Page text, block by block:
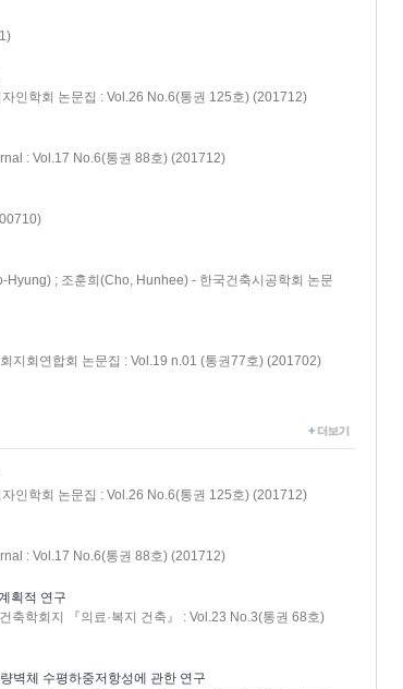
인학회 논문집 : Vol.26 No.6(통권 125호) (201712)
: Vol.17 No.6(통권 88호) (201712)
; 조훈희(Cho, Hunhee) - 한국건축시공학회 논문
지회연합회 논문집 : Vol.19 n.01 (통권77호) (201702)
인학회 논문집 : Vol.26 No.6(통권 125호) (201712)
: Vol.17 No.6(통권 88호) (201712)
획적 연구
축학회지 『의료·복지 건축』 : Vol.23 No.3(통권 68호)
벽체 수평하중저항성에 관한 연구